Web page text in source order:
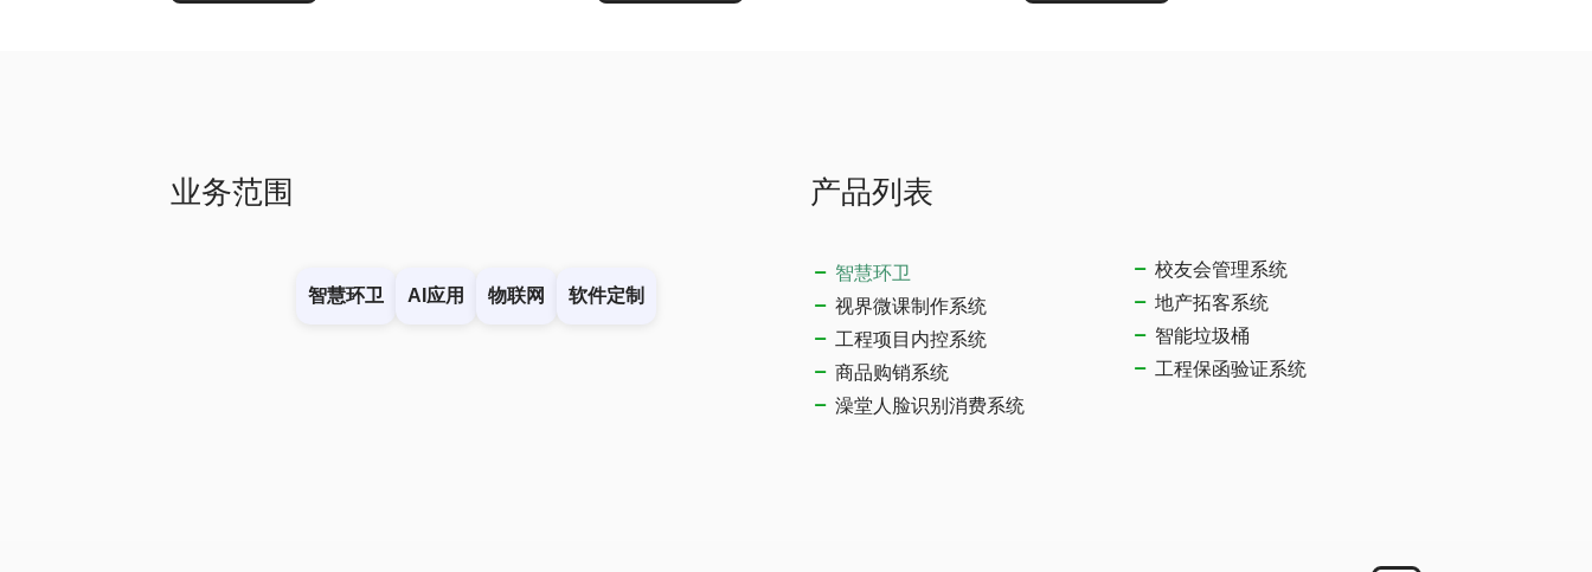
业务范围
智慧环卫 AI应用 物联网 软件定制
产品列表
智慧环卫
视界微课制作系统
工程项目内控系统
商品购销系统
澡堂人脸识别消费系统
校友会管理系统
地产拓客系统
智能垃圾桶
工程保函验证系统